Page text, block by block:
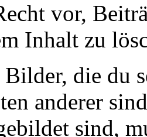
vor,
Inhalt zu
Bilder, die du
anderer
sind,